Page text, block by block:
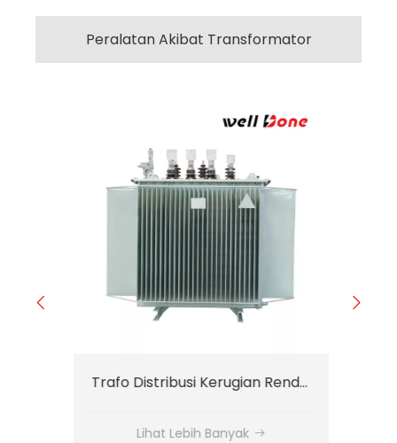
Peralatan Akibat Transformator
Trafo Distribusi Kerugian Rendah Tiga Fasa 10KV 400KVA
Lihat Lebih Banyak